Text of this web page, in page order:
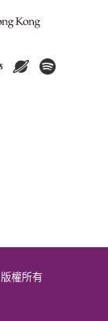
版權所有